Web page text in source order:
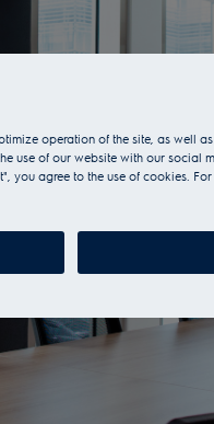
operation of the site, as well
use of our website with our social
you agree to the use of cookies.